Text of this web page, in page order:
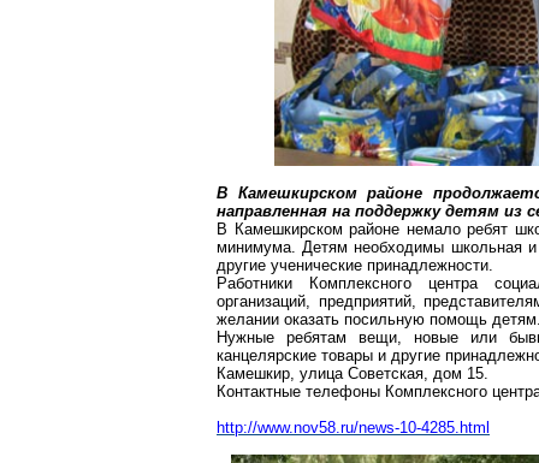
В Камешкирскомрайоне
направленная на поддержку детям из
В Камешкирском районе немало ребят
минимума. Детям необходимы школьная
другие ученические принадлежности.
Работники Комплексного центра
организаций, предприятий,
желании оказать посильную помощь
Нужные ребятам вещи, новые или
канцелярские товары и другие
Камешкир, улица Советская, дом 15.
Контактные телефоны Комплексного
http://www.nov58.ru/news-10-4285.html